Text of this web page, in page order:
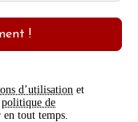
!
d’utilisation et
politique de
en tout temps.